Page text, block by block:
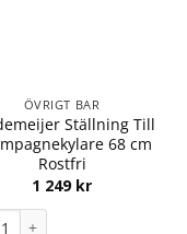
ÖVRIGT BAR
Ställning Till
68 cm
Rostfri
1 249 kr
Ställning Till